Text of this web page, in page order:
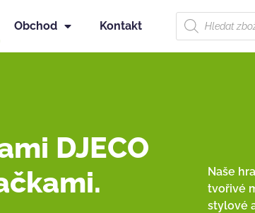
Obchod Kontakt
DJECO
Naše
tvořivé
stylové